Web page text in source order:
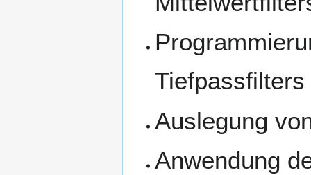
Tiefpassfilters
Auslegung
Anwendung